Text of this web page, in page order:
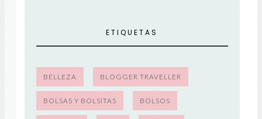
ETIQUETAS
BELLEZA BLOGGER TRAVELLER
BOLSAS Y BOLSITAS BOLSOS